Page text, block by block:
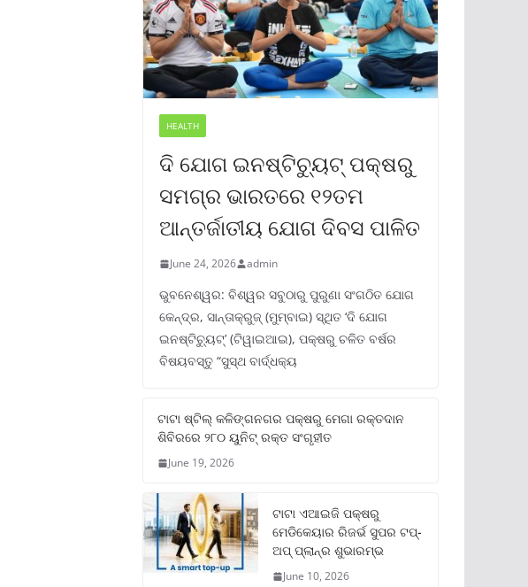
HEALTH
ଦି ଯୋଗ ଇନଷ୍ଟିଚ୍ୟୁଟ୍ ପକ୍ଷରୁ
ସମଗ୍ର ଭାରତରେ ୧୨ତମ
ଆନ୍ତର୍ଜାତୀୟ ଯୋଗ ଦିବସ ପାଳିତ
June 24, 2026 admin
ଭୁବନେଶ୍ୱର: ବିଶ୍ୱର ସବୁଠାରୁ ପୁରୁଣା ସଂଗଠିତ ଯୋଗ
କେନ୍ଦ୍ର, ସାନ୍ତାକ୍ରୁଜ୍ (ମୁମ୍ବାଇ) ସ୍ଥିତ ‘ଦି ଯୋଗ
ଇନଷ୍ଟିଚ୍ୟୁଟ୍‌’ (ଟିୱାଇଆଇ), ପକ୍ଷରୁ ଚଳିତ ବର୍ଷର
ବିଷୟବସ୍ତୁ “ସୁସ୍ଥ ବାର୍ଦ୍ଧକ୍ୟ
ଟାଟା ଷ୍ଟିଲ୍‌ କଳିଙ୍ଗନଗର ପକ୍ଷରୁ ମେଗା ରକ୍ତଦାନ
ଶିବିରରେ ୨୮୦ ୟୁନିଟ୍‌ ରକ୍ତ ସଂଗୃହୀତ
June 19, 2026
ଟାଟା ଏଆଇଜି ପକ୍ଷରୁ
ମେଡିକେୟାର ରିଜର୍ଭ ସୁପର ଟପ୍‌-
ଅପ୍ ପ୍ଲାନ୍‌ର ଶୁଭାରମ୍ଭ
June 10, 2026